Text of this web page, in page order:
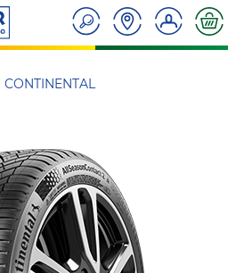
CONTINENTAL